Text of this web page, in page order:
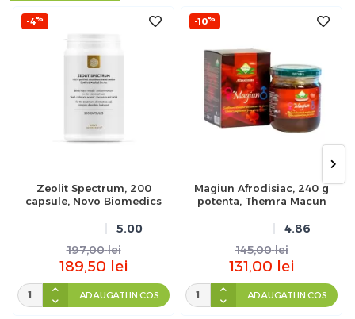
-4%
Zeolit Spectrum, 200
capsule, Novo Biomedics
5.00
197,00 lei
189,50 lei
ADAUGATI IN COS
-10%
Magiun Afrodisiac, 240 g
potenta, Themra Macun
4.86
145,00 lei
131,00 lei
ADAUGATI IN COS